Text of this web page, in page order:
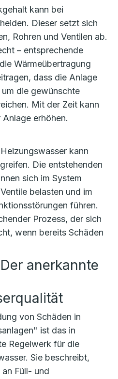
kann bei
Dieser setzt sich
Rohren und Ventilen ab.
– entsprechende
Wärmeübertragung
dass die Anlage
die gewünschte
Mit der Zeit kann
erhöhen.
kann
Die entstehenden
sich im System
belasten und im
führen.
Prozess, der sich
wenn bereits Schäden
anerkannte
von Schäden in
ist das in
Regelwerk für die
Sie beschreibt,
Füll- und